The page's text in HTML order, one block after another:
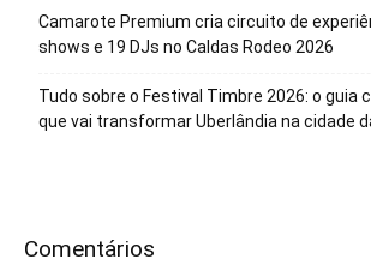
Camarote Premium cria circuito de
shows e 19 DJs no Caldas Rodeo 2026
Tudo sobre o Festival Timbre 2026: o guia
que vai transformar Uberlândia na cidade
Comentários